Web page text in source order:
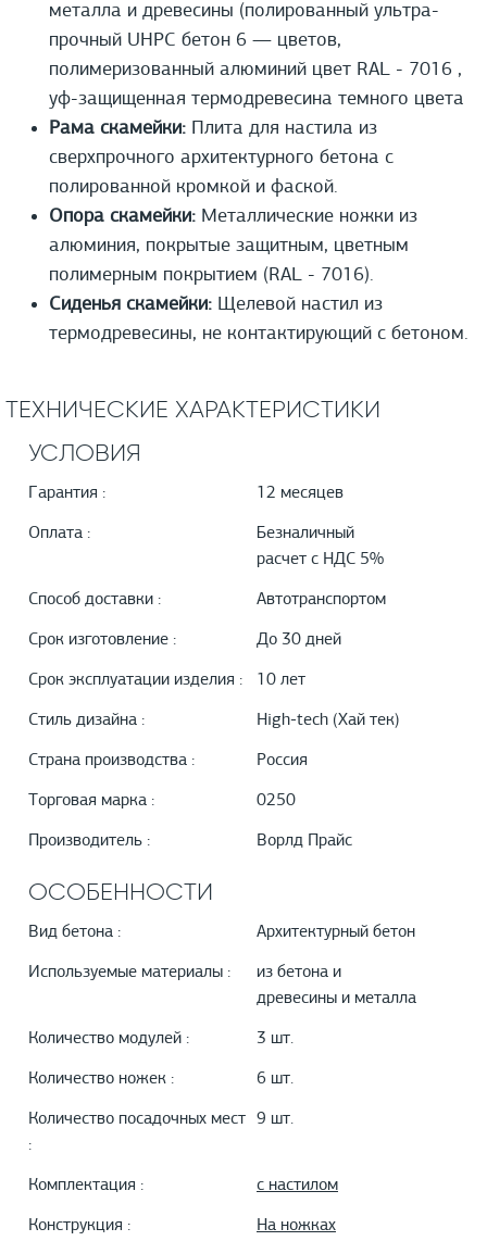
металла и древесины (полированный ультра-
прочный UHPС бетон 6 — цветов,
полимеризованный алюминий цвет RAL - 7016 ,
уф-защищенная термодревесина темного цвета
Рама скамейки: Плита для настила из
сверхпрочного архитектурного бетона с
полированной кромкой и фаской.
Опора скамейки: Металлические ножки из
алюминия, покрытые защитным, цветным
полимерным покрытием (RAL - 7016).
Сиденья скамейки: Щелевой настил из
термодревесины, не контактирующий с бетоном.
ТЕХНИЧЕСКИЕ ХАРАКТЕРИСТИКИ
УСЛОВИЯ
Гарантия : 12 месяцев
Оплата :
Безналичный
расчет с НДС 5%
Способ доставки : Автотранспортом
Срок изготовление : До 30 дней
Срок эксплуатации изделия : 10 лет
Стиль дизайна : High-tech (Хай тек)
Страна производства : Россия
Торговая марка : 0250
Производитель : Ворлд Прайс
ОСОБЕННОСТИ
Вид бетона : Архитектурный бетон
Используемые материалы :
из бетона и
древесины и металла
Количество модулей : 3 шт.
Количество ножек : 6 шт.
Количество посадочных мест
:
9 шт.
Комплектация : с настилом
Конструкция : На ножках